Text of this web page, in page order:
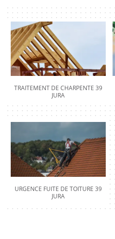
TRAITEMENT DE CHARPENTE 39
JURA
URGENCE FUITE DE TOITURE 39
JURA